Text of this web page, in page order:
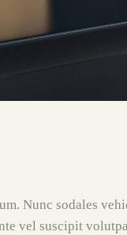
Nunc sodales
vel suscipit